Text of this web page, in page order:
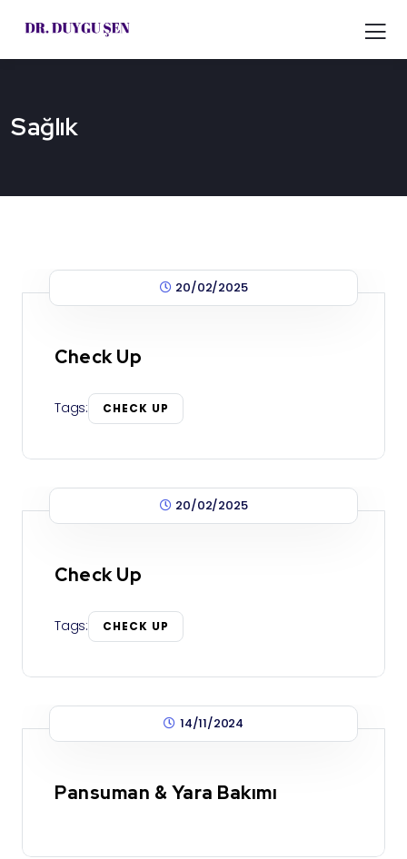
Sağlık
20/02/2025
Check Up
Tags: CHECK UP
20/02/2025
Check Up
Tags: CHECK UP
14/11/2024
Pansuman & Yara Bakımı